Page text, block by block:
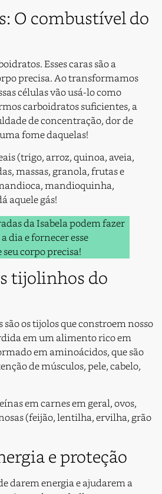
O combustível do
Esses caras são a
precisa. Ao transformamos
células vão usá-lo como
carboidratos suficientes, a
de concentração, dor de
fome daquelas!
(trigo, arroz, quinoa, aveia,
massas, granola, frutas e
mandioquinha,
aquele gás!
da Isabela podem fazer
dia e fornecer esse
corpo precisa!
tijolinhos do
os tijolos que constroem nosso
em um alimento rico em
em aminoácidos, que são
de músculos, pele, cabelo,
em carnes em geral, ovos,
(feijão, lentilha, ervilha, grão
e proteção
darem energia e ajudarem a